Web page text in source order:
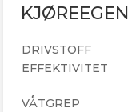
DRIVSTOFF
EFFEKTIVITET
VÅTGREP